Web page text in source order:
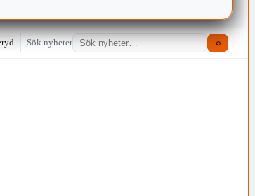
Sök nyheter ⌕